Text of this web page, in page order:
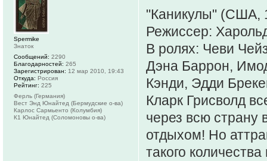
"Каникулы" (США,
Режиссер:
В ролях: Чеви
Дэна Баррон,
Кэнди, Эдди
Кларк Грисволд
через всю страну
отдыхом! Но
такого
Spermike
Знаток
Сообщений: 2290
Благодарностей: 265
Зарегистрирован: 12 мар 2010, 19:43
Откуда: Россия
Рейтинг: 225
Ферль (Германия)
Вест Энд Юнайтед (Бермудские о-ва)
Карлос Сармьенто (Колумбия)
К1 Юнайтед (Соломоновы о-ва)